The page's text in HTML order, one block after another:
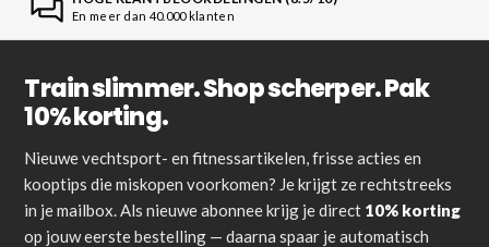
En meer dan 40.000 klanten
Train slimmer. Shop scherper. Pak
10% korting.
Nieuwe vechtsport- en fitnessartikelen, frisse acties en
kooptips die miskopen voorkomen? Je krijgt ze rechtstreeks
in je mailbox. Als nieuwe abonnee krijg je direct 10% korting
op jouw eerste bestelling — daarna spaar je automatisch